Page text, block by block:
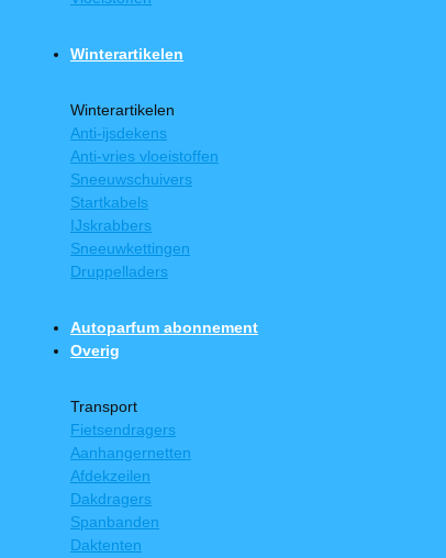
Winterartikelen
Winterartikelen
Anti-ijsdekens
Anti-vries vloeistoffen
Sneeuwschuivers
Startkabels
IJskrabbers
Sneeuwkettingen
Druppelladers
Autoparfum abonnement
Overig
Transport
Fietsendragers
Aanhangernetten
Afdekzeilen
Dakdragers
Spanbanden
Daktenten